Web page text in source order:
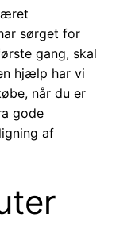
sørget for
gang, skal
hjælp har vi
når du er
gode
af